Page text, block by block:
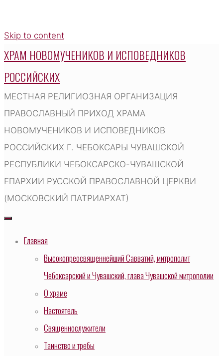
Skip to content
ХРАМ НОВОМУЧЕНИКОВ И ИСПОВЕДНИКОВ
РОССИЙСКИХ
МЕСТНАЯ РЕЛИГИОЗНАЯ ОРГАНИЗАЦИЯ
ПРАВОСЛАВНЫЙ ПРИХОД ХРАМА
НОВОМУЧЕНИКОВ И ИСПОВЕДНИКОВ
РОССИЙСКИХ Г. ЧЕБОКСАРЫ ЧУВАШСКОЙ
РЕСПУБЛИКИ ЧЕБОКСАРСКО-ЧУВАШСКОЙ
ЕПАРХИИ РУССКОЙ ПРАВОСЛАВНОЙ ЦЕРКВИ
(МОСКОВСКИЙ ПАТРИАРХАТ)
Главная
Высокопреосвященнейший Савватий, митрополит
Чебоксарский и Чувашский, глава Чувашской митрополии
О храме
Настоятель
Священнослужители
Таинство и требы